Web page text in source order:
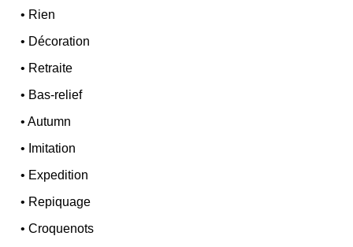
• Rien
• Décoration
• Retraite
• Bas-relief
•Autumn
• Imitation
• Expedition
• Repiquage
•Croquenots